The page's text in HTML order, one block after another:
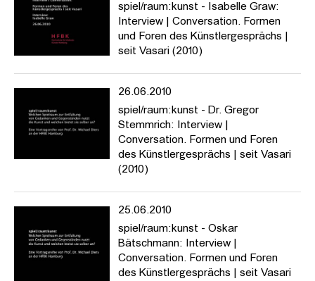
spiel/raum:kunst - Isabelle Graw:
Interview | Conversation. Formen
und Foren des Künstlergesprächs |
seit Vasari (2010)
26.06.2010
spiel/raum:kunst - Dr. Gregor
Stemmrich: Interview |
Conversation. Formen und Foren
des Künstlergesprächs | seit Vasari
(2010)
25.06.2010
spiel/raum:kunst - Oskar
Bätschmann: Interview |
Conversation. Formen und Foren
des Künstlergesprächs | seit Vasari